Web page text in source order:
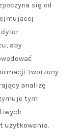
się od
aby
tworzony
analizę
tym
użytkowania.